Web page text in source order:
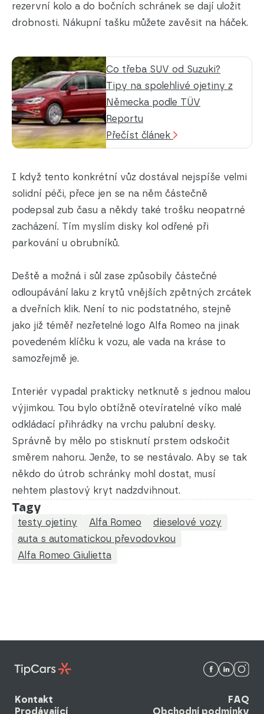
rezervní kolo a do bočních schránek se dají uložit
drobnosti. Nákupní tašku můžete zavěsit na háček.
Co třeba SUV od Suzuki?
Tipy na spolehlivé ojetiny z
Německa podle TÜV
Reportu
Přečíst článek
I když tento konkrétní vůz dostával nejspíše velmi
solidní péči, přece jen se na něm částečně
podepsal zub času a někdy také trošku neopatrné
zacházení. Tím myslím disky kol odřené při
parkování u obrubníků.
Deště a možná i sůl zase způsobily částečné
odloupávání laku z krytů vnějších zpětných zrcátek
a dveřních klik. Není to nic podstatného, stejně
jako již téměř nezřetelné logo Alfa Romeo na jinak
povedeném klíčku k vozu, ale vada na kráse to
samozřejmě je.
Interiér vypadal prakticky netknutě s jednou malou
výjimkou. Tou bylo obtížně otevíratelné víko malé
odkládací přihrádky na vrchu palubní desky.
Správně by mělo po stisknutí prstem odskočit
směrem nahoru. Jenže, to se nestávalo. Aby se tak
někdo do útrob schránky mohl dostat, musí
nehtem plastový kryt nadzdvihnout.
Tagy
testy ojetiny Alfa Romeo
dieselové vozy
auta s automatickou převodovkou
Alfa Romeo Giulietta
Kontakt
FAQ
Prodávající
Obchodní podmínky